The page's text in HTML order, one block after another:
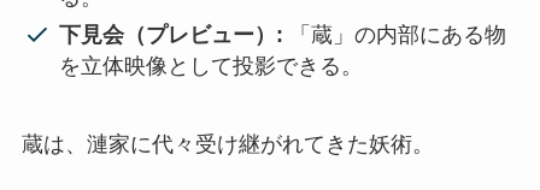
下見会（プレビュー）: 「蔵」の内部にある物
を立体映像として投影できる。
蔵は、漣家に代々受け継がれてきた妖術。